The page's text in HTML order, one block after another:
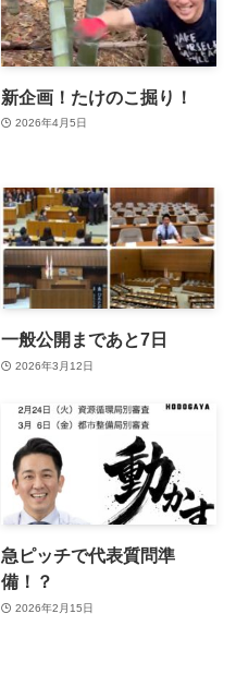
新企画！たけのこ掘り！
2026年4月5日
一般公開まであと7日
2026年3月12日
急ピッチで代表質問準
備！？
2026年2月15日